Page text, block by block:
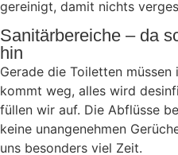
gereinigt, damit nichts
Sanitärbereiche – da
hin
Gerade die Toiletten
kommt weg, alles wird
füllen wir auf. Die Abflüsse
keine unangenehmen
uns besonders viel Zeit.